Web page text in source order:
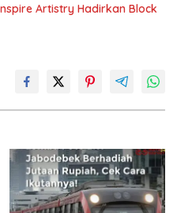
Artistry Hadirkan Block